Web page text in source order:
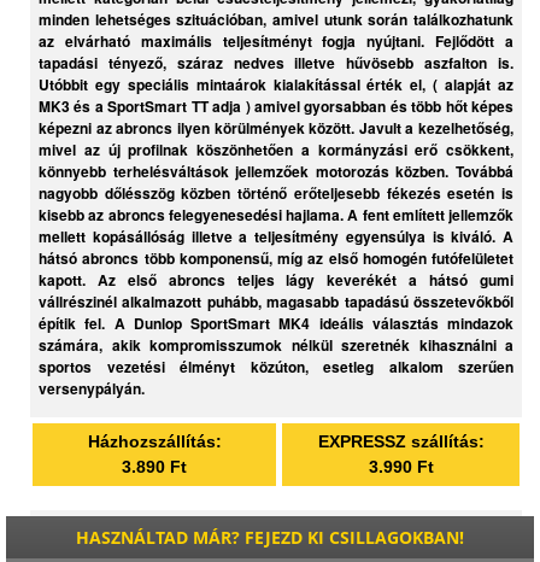
minden lehetséges szituációban, amivel utunk során találkozhatunk
az elvárható maximális teljesítményt fogja nyújtani. Fejlődött a
tapadási tényező, száraz nedves illetve hűvösebb aszfalton is.
Utóbbit egy speciális mintaárok kialakítással érték el, ( alapját az
MK3 és a SportSmart TT adja ) amivel gyorsabban és több hőt képes
képezni az abroncs ilyen körülmények között. Javult a kezelhetőség,
mivel az új profilnak köszönhetően a kormányzási erő csökkent,
könnyebb terhelésváltások jellemzőek motorozás közben. Továbbá
nagyobb dőlésszög közben történő erőteljesebb fékezés esetén is
kisebb az abroncs felegyenesedési hajlama. A fent említett jellemzők
mellett kopásállóság illetve a teljesítmény egyensúlya is kiváló. A
hátsó abroncs több komponensű, míg az első homogén futófelületet
kapott. Az első abroncs teljes lágy keverékét a hátsó gumi
vállrészinél alkalmazott puhább, magasabb tapadású összetevőkből
építik fel. A Dunlop SportSmart MK4 ideális választás mindazok
számára, akik kompromisszumok nélkül szeretnék kihasználni a
sportos vezetési élményt közúton, esetleg alkalom szerűen
versenypályán.
Házhozszállítás:
3.890 Ft
EXPRESSZ szállítás:
3.990 Ft
HASZNÁLTAD MÁR? FEJEZD KI CSILLAGOKBAN!